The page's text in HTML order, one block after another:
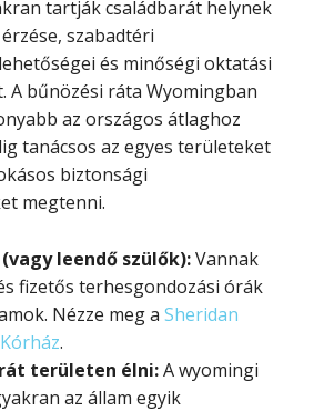
tartják családbarát helynek
szabadtéri
és minőségi oktatási
A bűnözési ráta Wyomingban
az országos átlaghoz
tanácsos az egyes területeket
biztonsági
megtenni.
leendő szülők):Vannak
fizetős terhesgondozási órák
Nézze meg a Sheridan
.
területen élni:A wyomingi
az állam egyik